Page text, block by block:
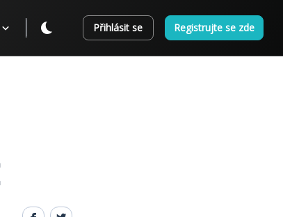
Přihlásit se Registrujte se zde